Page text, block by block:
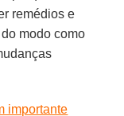
remédios e
modo como
importante